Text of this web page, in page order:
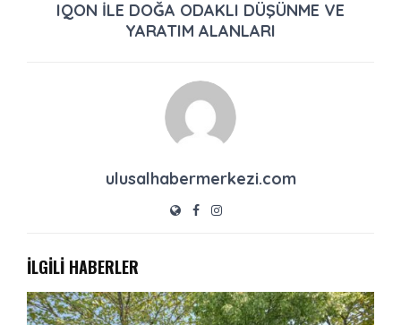
IQON İLE DOĞA ODAKLI DÜŞÜNME VE
YARATIM ALANLARI
ulusalhabermerkezi.com
İLGİLİ HABERLER